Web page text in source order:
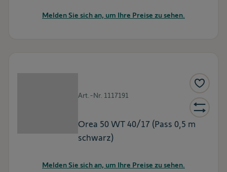
Melden Sie sich an, um Ihre Preise zu sehen.
Art.-Nr. 1117191
Orea 50 WT 40/17 (Pass 0,5 m
schwarz)
Melden Sie sich an, um Ihre Preise zu sehen.